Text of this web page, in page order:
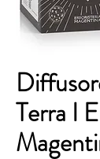
Terra I